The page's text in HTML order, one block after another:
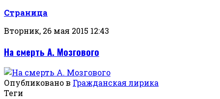
Страница
Вторник, 26 мая 2015 12:43
На смерть А. Мозгового
Опубликовано в Гражданская лирика
Теги